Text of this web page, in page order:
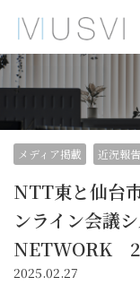
メディア掲載 近況報告
NTT東と仙台
ンライン会議
NETWORK
2025.02.27